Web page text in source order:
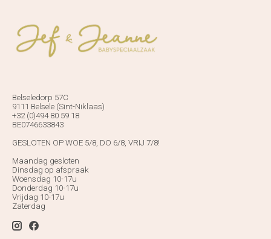
Belseledorp 57C
9111 Belsele (Sint-Niklaas)
+32 (0)494 80 59 18
BE0746633843
GESLOTEN OP WOE 5/8, DO 6/8, VRIJ 7/8!
Maandag gesloten
Dinsdag op afspraak
Woensdag 10-17u
Donderdag 10-17u
Vrijdag 10-17u
Zaterdag